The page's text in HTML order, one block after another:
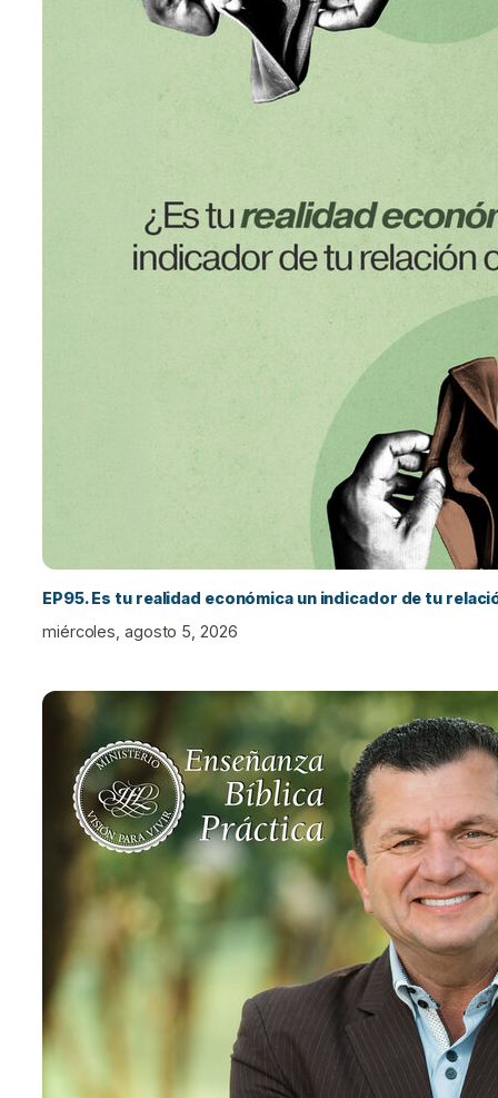
EP95. Es tu realidad económica un indicador de tu
miércoles, agosto 5, 2026